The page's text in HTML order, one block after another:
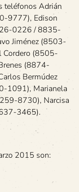
teléfonos Adrián
9777), Edison
0226 / 8835-
Jiménez (8503-
Cordero (8505-
(8874-
Bermúdez
1091), Marianela
8730), Narcisa
3465).
2015 son: